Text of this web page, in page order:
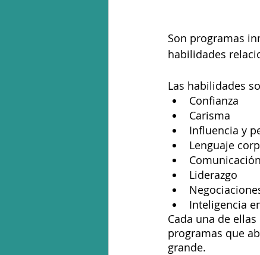
Son programas
habilidades
Las habilidades
Confianza
Carisma
Influencia y
Lenguaje
Liderazgo
Inteligencia
Cada una de
programas que
grande.